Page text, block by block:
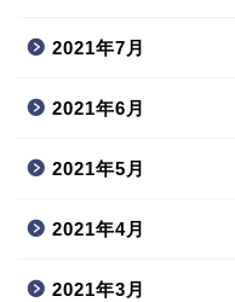
2021年7月
2021年6月
2021年5月
2021年4月
2021年3月